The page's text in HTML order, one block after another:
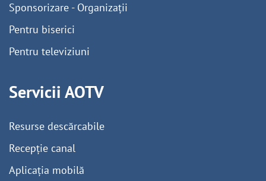
Sponsorizare - Organizații
Pentru biserici
Pentru televiziuni
Servicii AOTV
Resurse descărcabile
Recepție canal
Aplicația mobilă